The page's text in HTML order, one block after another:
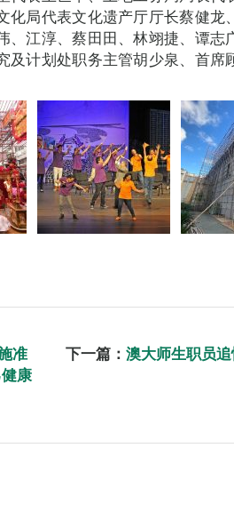
化局代表文化遗产厅厅长蔡健龙
、江淳、蔡田田、林翊捷、谭志
及计划处职务主管胡少泉、首席
准
康
下一篇： 澳大师生职员